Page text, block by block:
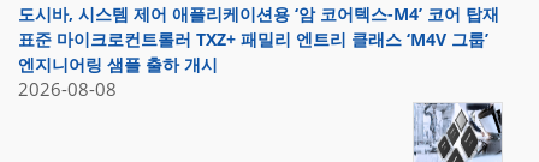
도시바, 시스템 제어 애플리케이션용 ‘암 코어텍스-M4’ 코어 탑재
표준 마이크로컨트롤러 TXZ+ 패밀리 엔트리 클래스 ‘M4V 그룹’
엔지니어링 샘플 출하 개시
2026-08-08